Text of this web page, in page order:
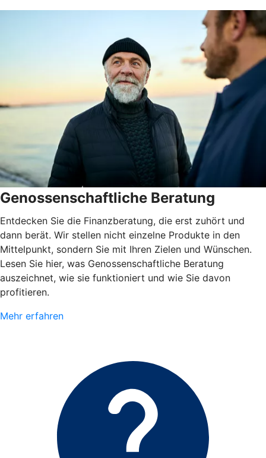
Genossenschaftliche Beratung
Entdecken Sie die Finanzberatung, die erst zuhört und
dann berät. Wir stellen nicht einzelne Produkte in den
Mittelpunkt, sondern Sie mit Ihren Zielen und Wünschen.
Lesen Sie hier, was Genossenschaftliche Beratung
auszeichnet, wie sie funktioniert und wie Sie davon
profitieren.
Mehr erfahren